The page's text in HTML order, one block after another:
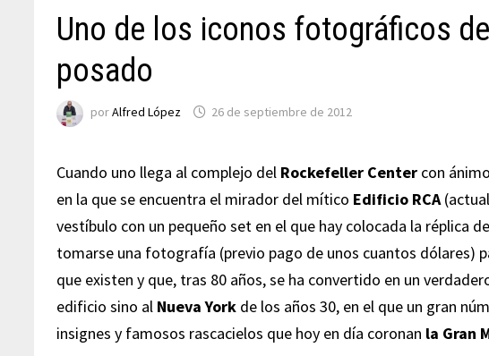
Uno de los iconos fotográficos
posado
porAlfred López 26 de septiembre de 2012
Cuando uno llega al complejo del Rockefeller Center con
en la que se encuentra el mirador del mítico Edificio RCA
vestíbulo con un pequeño set en el que hay colocada la réplica
tomarse una fotografía (previo pago de unos cuantos dólares)
que existen y que, tras 80 años, se ha convertido en un
edificio sino al Nueva York de los años 30, en el que un gran
insignes y famosos rascacielos que hoy en día coronan la Gran